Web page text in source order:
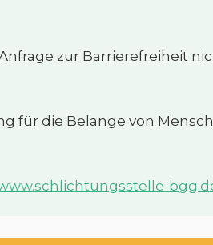
zur Barrierefreiheit
für die Belange von